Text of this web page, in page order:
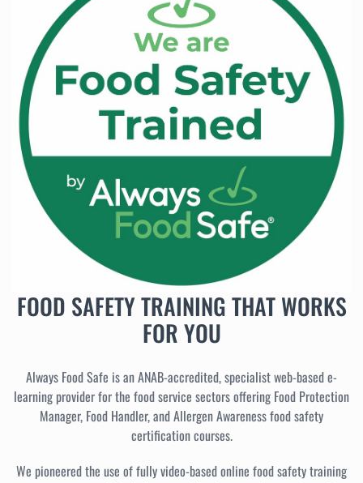
FOOD SAFETY TRAINING THAT WORKS
FOR YOU
Always Food Safe is an ANAB-accredited, specialist web-based e-
learning provider for the food service sectors offering Food Protection
Manager, Food Handler, and Allergen Awareness food safety
certification courses.
We pioneered the use of fully video-based online food safety training